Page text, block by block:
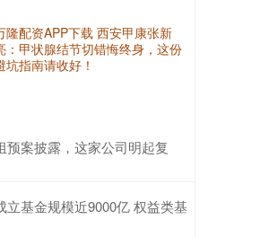
隆配资APP下载 西安甲康张新
：甲状腺结节切错悔终身，这份
坑指南请收好！
预案披露，这家公司明起复
立基金规模近9000亿 权益类基